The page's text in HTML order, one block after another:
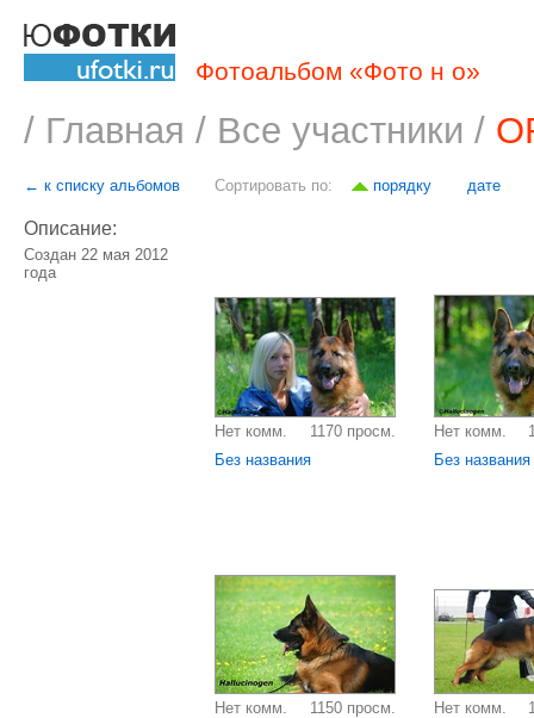
Фотоальбом «Фото н о»
/ Главная / Все участники /
← к списку альбомов
Описание:
Создан 22 мая 2012
года
Сортировать по: порядку дате
Нет комм.
1170 просм.
Без названия
Нет комм.
Без названия
Нет комм.
1150 просм.
Нет комм.